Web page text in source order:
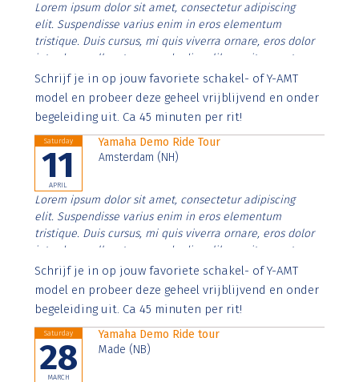
Lorem ipsum dolor sit amet, consectetur adipiscing
elit. Suspendisse varius enim in eros elementum
tristique. Duis cursus, mi quis viverra ornare, eros dolor
interdum nulla, ut commodo diam libero vitae erat.
Aenean faucibus nibh et justo cursus id rutrum lorem
imperdiet. Nunc ut sem vitae risus tristique posuere.
Schrijf je in op jouw favoriete schakel- of Y-AMT
model en probeer deze geheel vrijblijvend en onder
begeleiding uit. Ca 45 minuten per rit!
Saturday
11
APRIL
Yamaha Demo Ride Tour
Amsterdam (NH)
Lorem ipsum dolor sit amet, consectetur adipiscing
elit. Suspendisse varius enim in eros elementum
tristique. Duis cursus, mi quis viverra ornare, eros dolor
interdum nulla, ut commodo diam libero vitae erat.
Aenean faucibus nibh et justo cursus id rutrum lorem
imperdiet. Nunc ut sem vitae risus tristique posuere.
Schrijf je in op jouw favoriete schakel- of Y-AMT
model en probeer deze geheel vrijblijvend en onder
begeleiding uit. Ca 45 minuten per rit!
Saturday
28
MARCH
Yamaha Demo Ride tour
Made (NB)